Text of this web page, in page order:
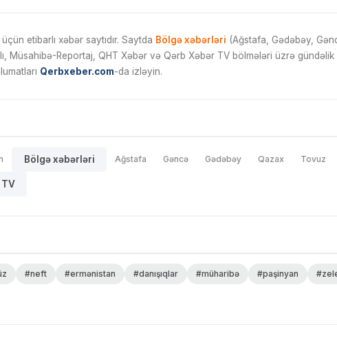
etibarlı xəbər saytıdır. Saytda Bölgə xəbərləri (Ağstafa, Gədəbəy,
Reportaj, QHT Xəbər və Qərb Xəbər TV bölmələri üzrə
Qerbxeber.com-da izləyin.
Bölgə xəbərləri Ağstafa Gəncə Gədəbəy Qazax Tovuz
TV
#neft #ermənistan #danışıqlar #müharibə #paşinyan